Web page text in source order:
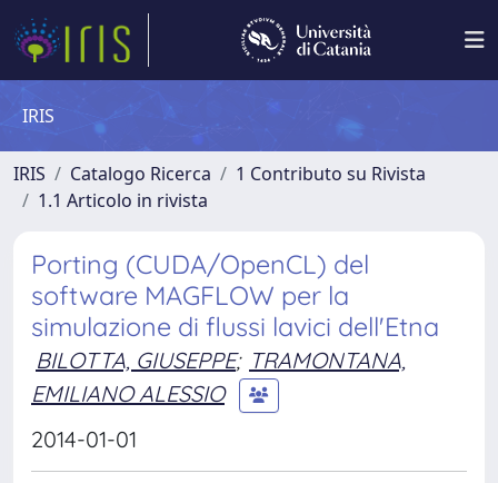
IRIS
IRIS Catalogo Ricerca
1 Contributo su Rivista
1.1 Articolo in rivista
Porting (CUDA/OpenCL) del
software MAGFLOW per la
simulazione di flussi lavici dell'Etna
BILOTTA, GIUSEPPE; TRAMONTANA,
EMILIANO ALESSIO
2014-01-01